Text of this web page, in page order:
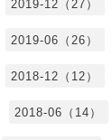
2019-12（27）
2019-06（26）
2018-12（12）
2018-06（14）